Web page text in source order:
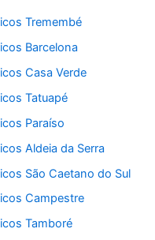
Tremembé
Barcelona
Casa Verde
Tatuapé
Paraíso
Aldeia da Serra
São Caetano do Sul
Campestre
Tamboré